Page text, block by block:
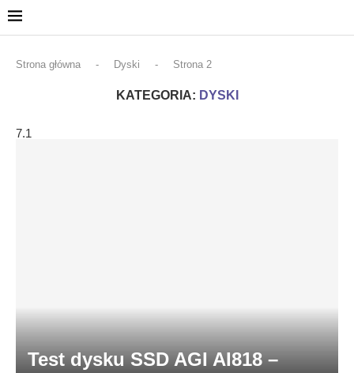
Strona główna - Dyski - Strona 2
KATEGORIA: DYSKI
7.1
Test dysku SSD AGI AI818 –